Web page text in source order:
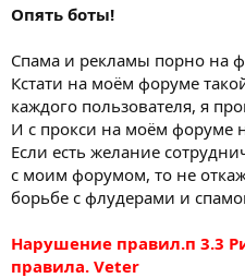
Опять боты!
Спама и рекламы порно на
Кстати на моём форуме
каждого пользователя, я
И с прокси на моём форуме
Если есть желание
с моим форумом, то не
борьбе с флудерами и
Нарушение правил.п 3.3
правила. Veter